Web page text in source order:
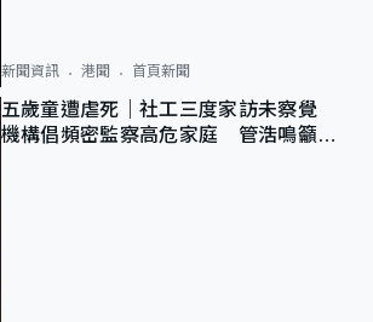
新聞資訊 港聞 首頁新聞
五歲童遭虐死｜社工三度家訪未察覺
機構倡頻密監察高危家庭 管浩鳴籲加